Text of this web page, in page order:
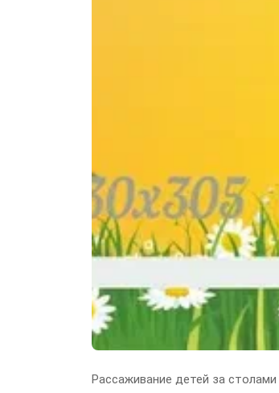
Рассаживание детей за